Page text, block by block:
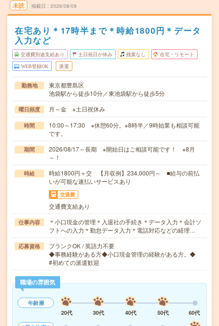
未読 掲載日 2026/08/09
在宅あり＊17時半まで＊時給1800円＊データ
入力など
交通費別途支給あり 土日祝日が休み 残業なし 在宅・リモート
WEB登録OK 派遣
勤務地
東京都豊島区
池袋駅から徒歩10分／東池袋駅から徒歩5分
曜日頻度 月～金 ※土日祝休み
時間
10:00～17:30 ※休憩60分。※8時半／9時始業も相談可能
です。
期間
2026/08/17～長期 ※開始日はご相談可能です！ ※8月
～！
時給
時給1800円＋交 【月収例】234,000円～ ■給与の前払
いが可能な速払いサービスあり
交通費
交通費支給あり
仕事内容
＊小口現金の管理＊入退社の手続き＊データ入力＊会計ソ
フトへの入力＊勤怠データ入力＊電話対応などの経理…
応募資格
ブランクOK / 英語力不要
◆事務経験がある方◆小口現金管理の経験がある方。◆
#初めての派遣歓迎
職場の雰囲気
年齢層
20代
30代 40代 50代
60代